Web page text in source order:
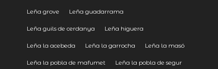
Leña grove Leña guadarrama
Leña guils de cerdanya Leña higuera
Leña la acebeda Leña la garrocha Leña la masó
Leña la pobla de mafumet Leña la pobla de segur